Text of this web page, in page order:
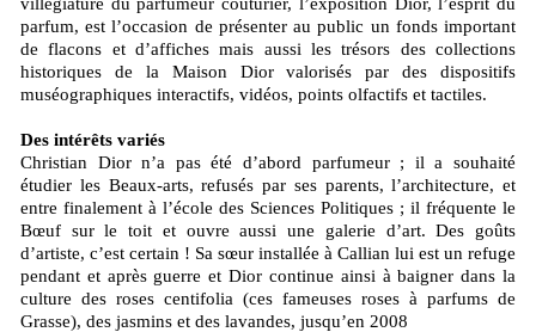
parfum, est l’occasion de présenter au public un fonds important
de flacons et d’affiches mais aussi les trésors des collections
historiques de la Maison Dior valorisés par des dispositifs
muséographiques interactifs, vidéos, points olfactifs et tactiles.
Des intérêts variés
Christian Dior n’a pas été d’abord parfumeur ; il a souhaité
étudier les Beaux-arts, refusés par ses parents, l’architecture, et
entre finalement à l’école des Sciences Politiques ; il fréquente le
Bœuf sur le toit et ouvre aussi une galerie d’art. Des goûts
d’artiste, c’est certain ! Sa sœur installée à Callian lui est un refuge
pendant et après guerre et Dior continue ainsi à baigner dans la
culture des roses centifolia (ces fameuses roses à parfums de
Grasse), des jasmins et des lavandes, jusqu’en 2008